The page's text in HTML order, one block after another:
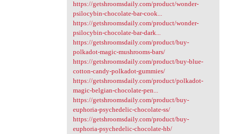
https://getshroomsdaily.com/product/wonder-
psilocybin-chocolate-bar-cook...
https://getshroomsdaily.com/product/wonder-
psilocybin-chocolate-bar-dark...
https://getshroomsdaily.com/product/buy-
polkadot-magic-mushrooms-bars/
https://getshroomsdaily.com/product/buy-blue-
cotton-candy-polkadot-gummies/
https://getshroomsdaily.com/product/polkadot-
magic-belgian-chocolate-pen...
https://getshroomsdaily.com/product/buy-
euphoria-psychedelic-chocolate-ss/
https://getshroomsdaily.com/product/buy-
euphoria-psychedelic-chocolate-hb/